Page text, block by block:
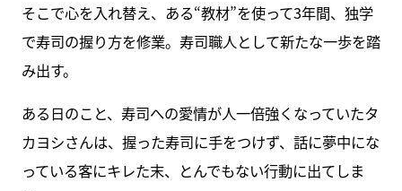
そこで心を入れ替え、ある“教材”を使って3年間、独学
で寿司の握り方を修業。寿司職人として新たな一歩を踏
み出す。
ある日のこと、寿司への愛情が人一倍強くなっていたタ
カヨシさんは、握った寿司に手をつけず、話に夢中にな
っている客にキレた末、とんでもない行動に出てしま